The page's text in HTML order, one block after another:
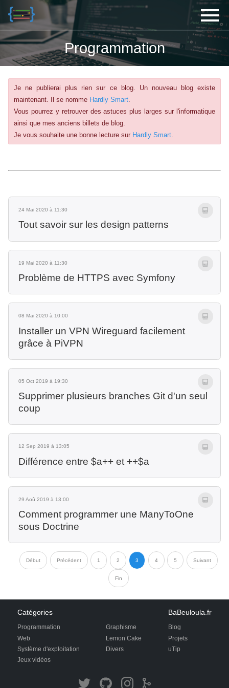
Programmation
Je ne publierai plus rien sur ce blog. Un nouveau blog existe
maintenant. Il se nomme Hardly Smart.
Vous pourrez y retrouver des astuces plus larges sur l'informatique
ainsi que mes anciens billets de blog.
Je vous souhaite une bonne lecture sur Hardly Smart.
24 Mai 2020 à 11:30
Tout savoir sur les design patterns
19 Mai 2020 à 11:30
Problème de HTTPS avec Symfony
08 Mai 2020 à 10:00
Installer un VPN Wireguard facilement
grâce à PiVPN
05 Oct 2019 à 19:30
Supprimer plusieurs branches Git d'un seul
coup
12 Sep 2019 à 13:05
Différence entre $a++ et ++$a
29 Aoû 2019 à 13:00
Comment programmer une ManyToOne
sous Doctrine
Début Précédent 1 2 3 4 5 Suivant
Fin
Catégories
Programmation
Web
Système d'exploitation
Jeux vidéos
Graphisme
Lemon Cake
Divers
BaBeuloula.fr
Blog
Projets
uTip